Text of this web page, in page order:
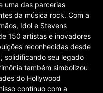
uma das parcerias
da música rock. Com a
Idol e Stevens
150 artistas e inovadores
reconhecidas desde
solidificando seu legado
também simbolizou
do Hollywood
contínuo com a